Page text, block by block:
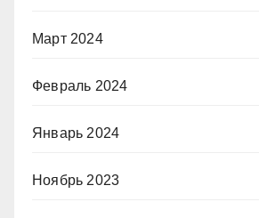
Март 2024
Февраль 2024
Январь 2024
Ноябрь 2023